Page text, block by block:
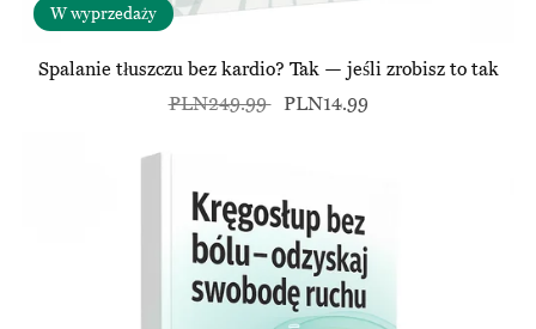
W wyprzedaży
Spalanie tłuszczu bez kardio? Tak — jeśli zrobisz to tak
PLN249.99 PLN14.99